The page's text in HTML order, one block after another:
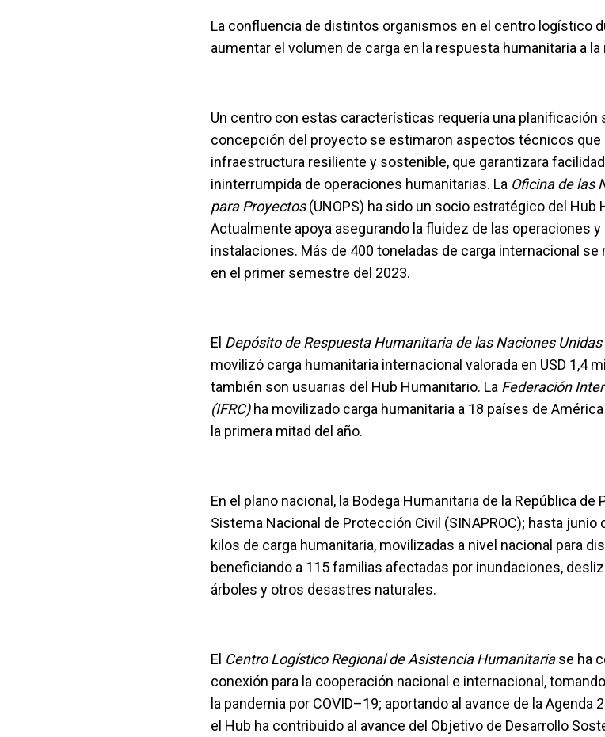
La confluencia de distintos organismos en el centro logístico
aumentar el volumen de carga en la respuesta humanitaria a la
Un centro con estas características requería una planificación
concepción del proyecto se estimaron aspectos técnicos que
infraestructura resiliente y sostenible, que garantizara
ininterrumpida de operaciones humanitarias. La Oficina de las
para Proyectos(UNOPS) ha sido un socio estratégico del
Actualmente apoya asegurando la fluidez de las operaciones
instalaciones. Más de 400 toneladas de carga internacional
en el primer semestre del 2023.
El Depósito de Respuesta Humanitaria de las Naciones Unidas
movilizó carga humanitaria internacional valorada en USD 1,4
también son usuarias del Hub Humanitario. La Federación
(IFRC)ha movilizado carga humanitaria a 18 países de
la primera mitad del año.
En el plano nacional, la Bodega Humanitaria de la República de
Sistema Nacional de Protección Civil (SINAPROC); hasta
kilos de carga humanitaria, movilizadas a nivel nacional para
beneficiando a 115 familias afectadas por inundaciones,
árboles y otros desastres naturales.
El Centro Logístico Regional de Asistencia Humanitariase ha
conexión para la cooperación nacional e internacional,
la pandemia por COVID–19; aportando al avance de la Agenda
el Hub ha contribuido al avance del Objetivo de Desarrollo